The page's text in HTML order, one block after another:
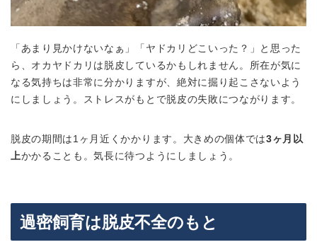
「あまり見かけないなぁ」「ヤドカリどこいった？」と思った
ら、オカヤドカリは脱皮しているかもしれません。所在が気に
なる気持ちは非常に分かりますが、 絶対に掘り起こさないよう
にしましょう。
ストレスがもとで脱皮の失敗につながります。
脱皮の期間は1ヶ月近くかかります。大きめの個体では3ヶ月以
上かかることも。気長に待つようにしましょう。
過密飼育は脱皮不全のもと